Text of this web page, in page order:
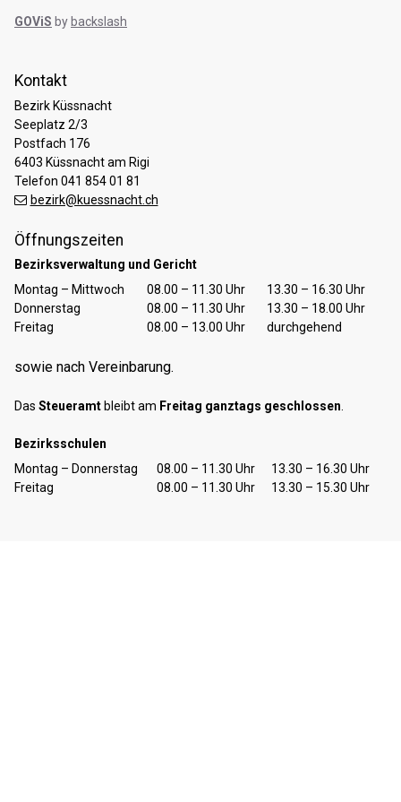
Kontakt
Bezirk Küssnacht
Seeplatz 2/3
Postfach 176
6403 Küssnacht am Rigi
Telefon 041 854 01 81
bezirk@kuessnacht.ch
Öffnungszeiten
Bezirksverwaltung und Gericht
TagÖffnungszeiten Vormittag Öffnungszeiten Nachmittag
Montag – Mittwoch 08.00 – 11.30 Uhr
13.30 – 16.30 Uhr
Donnerstag
08.00 – 11.30 Uhr
13.30 – 18.00 Uhr
Freitag
08.00 – 13.00 Uhr durchgehend
sowie nach Vereinbarung.
Das Steueramt bleibt am Freitag ganztags geschlossen
Bezirksschulen
TagÖffnungszeiten Vormittag Öffnungszeiten Nachmittag
Montag – Donnerstag 08.00 – 11.30 Uhr
13.30 – 16.30 Uhr
Freitag
08.00 – 11.30 Uhr 13.30 – 15.30 Uhr
GOViS by backslash